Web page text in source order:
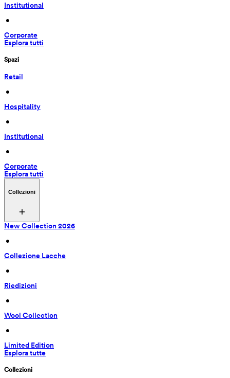
Institutional
•
Corporate
Esplora tutti
Spazi
Retail
•
Hospitality
•
Institutional
•
Corporate
Esplora tutti
Collezioni
New Collection 2026
•
Collezione Lacche
•
Riedizioni
•
Wool Collection
•
Limited Edition
Esplora tutte
Collezioni